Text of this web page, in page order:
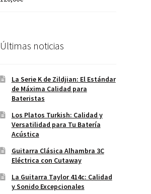
Últimas noticias
La Serie K de Zildjian: El Estándar
de Máxima Calidad para
Bateristas
Los Platos Turkish: Calidad y
Versatilidad para Tu Batería
Acústica
Guitarra Clásica Alhambra 3C
Eléctrica con Cutaway
La Guitarra Taylor 414c: Calidad
y Sonido Excepcionales